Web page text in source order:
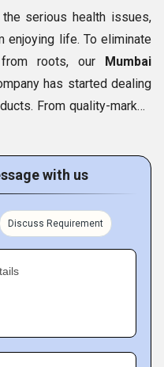
serious health issues,
enjoying life. To eliminate
roots, our Mumbai
has started dealing
From quality-marked
offer different kinds of
line that includes
Special Mass Gainer
Powder,
etc., is kept
us timely meet urgent
:
with us
Discuss Requirement